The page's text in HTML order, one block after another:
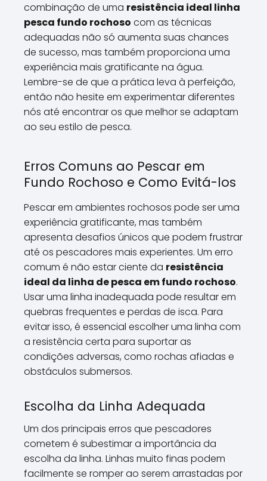
combinação de uma resistência ideal linha
pesca fundo rochoso com as técnicas
adequadas não só aumenta suas chances
de sucesso, mas também proporciona uma
experiência mais gratificante na água.
Lembre-se de que a prática leva à perfeição,
então não hesite em experimentar diferentes
nós até encontrar os que melhor se adaptam
ao seu estilo de pesca.
Erros Comuns ao Pescar em
Fundo Rochoso e Como Evitá-los
Pescar em ambientes rochosos pode ser uma
experiência gratificante, mas também
apresenta desafios únicos que podem frustrar
até os pescadores mais experientes. Um erro
comum é não estar ciente da resistência
ideal da linha de pesca em fundo rochoso.
Usar uma linha inadequada pode resultar em
quebras frequentes e perdas de isca. Para
evitar isso, é essencial escolher uma linha com
a resistência certa para suportar as
condições adversas, como rochas afiadas e
obstáculos submersos.
Escolha da Linha Adequada
Um dos principais erros que pescadores
cometem é subestimar a importância da
escolha da linha. Linhas muito finas podem
facilmente se romper ao serem arrastadas por